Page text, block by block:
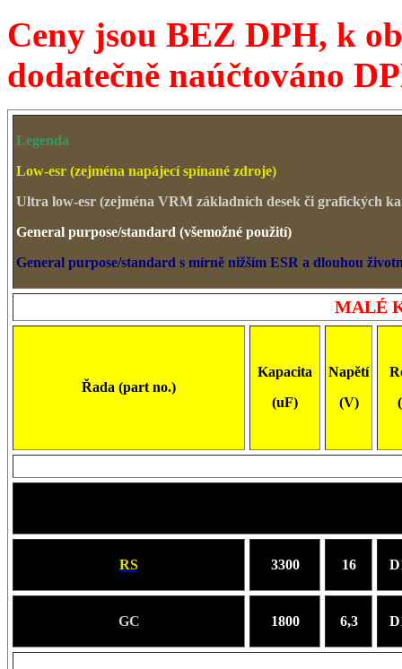
Ceny jsou BEZ DPH, k
dodatečně naúčtováno
Legenda
Low-esr (zejména napájecí spínané zdroje)
Ultra low-esr (zejména VRM základních desek či grafických
General purpose/standard (všemožné použití)
General purpose/standard s mírně nižším ESR a dlouhou
MALÉ
Řada (part no.)
Kapacita
(uF)
Napětí
(V)
RS 3300 16
GC 1800 6,3